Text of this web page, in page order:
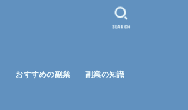
おすすめの副業 副業の知識
SEARCH